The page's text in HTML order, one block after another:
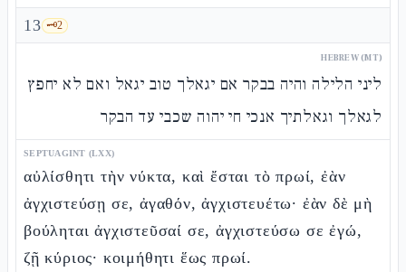
13 🗝️2
HEBREW (MT)
ליני הלילה והיה בבקר אם יגאלך טוב יגאל ואם לא יחפץ
לגאלך וגאלתיך אנכי חי יהוה שכבי עד הבקר
SEPTUAGINT (LXX)
αὐλίσθητι τὴν νύκτα, καὶ ἔσται τὸ πρωί, ἐὰν
ἀγχιστεύσῃ σε, ἀγαθόν, ἀγχιστευέτω· ἐὰν δὲ μὴ
βούληται ἀγχιστεῦσαί σε, ἀγχιστεύσω σε ἐγώ,
ζῇ κύριος· κοιμήθητι ἕως πρωί.